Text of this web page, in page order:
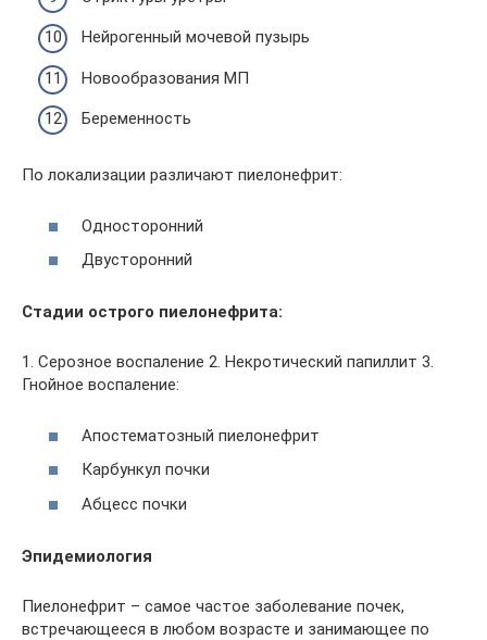
Нейрогенный мочевой пузырь
Новообразования МП
Беременность
По локализации различают пиелонефрит:
Односторонний
Двусторонний
Стадии острого пиелонефрита:
1. Серозное воспаление 2. Некротический папиллит 3.
Гнойное воспаление:
Апостематозный пиелонефрит
Карбункул почки
Абцесс почки
Эпидемиология
Пиелонефрит – самое частое заболевание почек,
встречающееся в любом возрасте и занимающее по